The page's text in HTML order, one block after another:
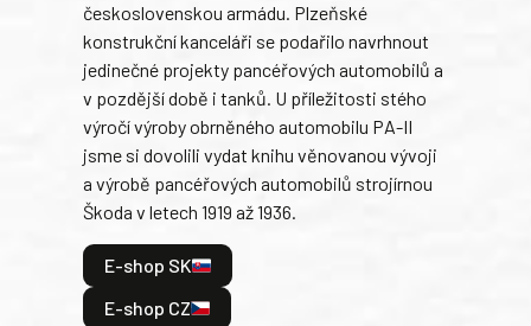
československou armádu. Plzeňské
konstrukční kanceláři se podařilo navrhnout
jedinečné projekty pancéřových automobilů a
v pozdější době i tanků. U příležitosti stého
výročí výroby obrněného automobilu PA-II
jsme si dovolili vydat knihu věnovanou vývoji
a výrobě pancéřových automobilů strojírnou
Škoda v letech 1919 až 1936.
E-shop SK
E-shop CZ